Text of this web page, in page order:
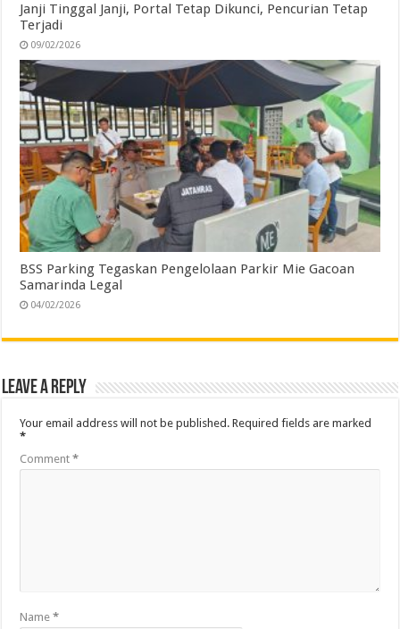
Janji Tinggal Janji, Portal Tetap Dikunci, Pencurian Tetap
Terjadi
09/02/2026
BSS Parking Tegaskan Pengelolaan Parkir Mie Gacoan
Samarinda Legal
04/02/2026
Leave a Reply
Your email address will not be published. Required fields are marked
*
Comment*
Name*